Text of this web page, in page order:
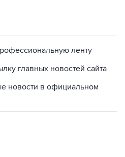
ленту
главных новостей сайта
новости в официальном